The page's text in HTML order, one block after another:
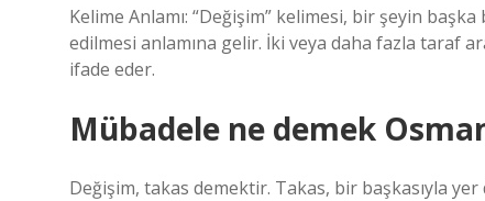
Kelime Anlamı: “Değişim” kelimesi, bir şeyin
edilmesi anlamına gelir. İki veya daha fazla taraf
ifade eder.
Mübadele ne demek
Değişim, takas demektir. Takas, bir başkasıyla